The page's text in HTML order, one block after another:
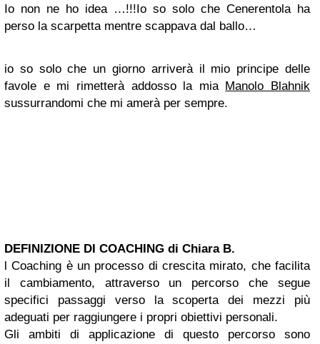
Io non ne ho idea …!!!Io so solo che Cenerentola ha
perso la scarpetta mentre scappava dal ballo…
io so solo che un giorno arriverà il mio principe delle
favole e mi rimetterà addosso la mia Manolo Blahnik
sussurrandomi che mi amerà per sempre.
DEFINIZIONE DI COACHING di Chiara B.
l Coaching è un processo di crescita mirato, che facilita
il cambiamento, attraverso un percorso che segue
specifici passaggi verso la scoperta dei mezzi più
adeguati per raggiungere i propri obiettivi personali.
Gli ambiti di applicazione di questo percorso sono